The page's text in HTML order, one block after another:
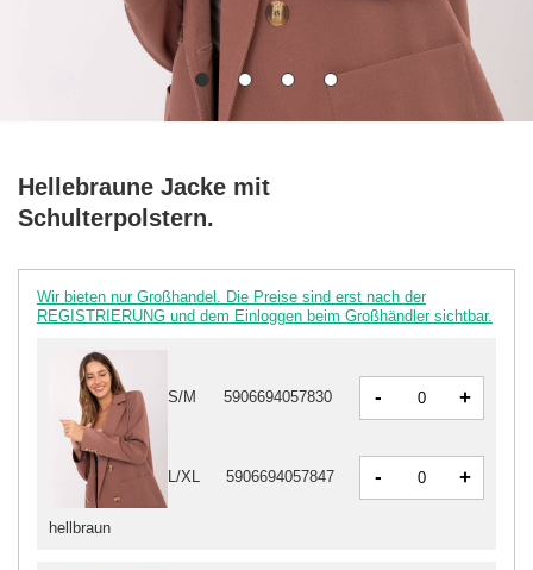
Hellebraune Jacke mit
Schulterpolstern.
Wir bieten nur Großhandel. Die Preise sind erst nach der
REGISTRIERUNG und dem Einloggen beim Großhändler sichtbar.
hellbraun
S/M 5906694057830 - +
L/XL 5906694057847 - +